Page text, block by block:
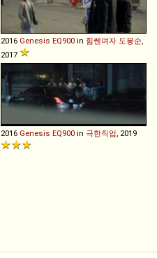
2016 Genesis EQ900 in 힘쎈여자 도봉순,
2017
2016 Genesis EQ900 in 극한직업, 2019